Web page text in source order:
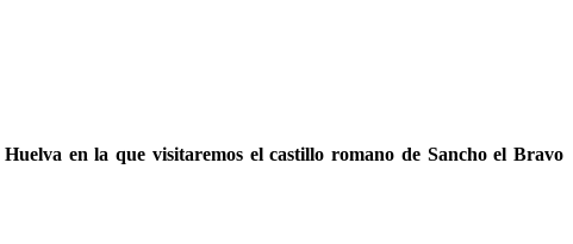
en la que visitaremos el castillo romano de Sancho el Bravo